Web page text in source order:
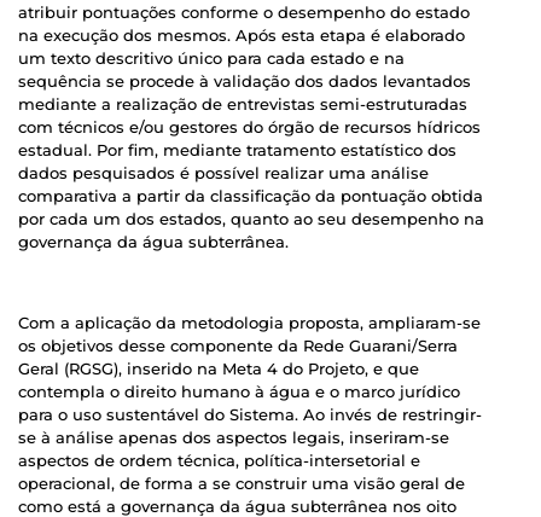
atribuir pontuações conforme o desempenho do estado
na execução dos mesmos. Após esta etapa é elaborado
um texto descritivo único para cada estado e na
sequência se procede à validação dos dados levantados
mediante a realização de entrevistas semi-estruturadas
com técnicos e/ou gestores do órgão de recursos hídricos
estadual. Por fim, mediante tratamento estatístico dos
dados pesquisados é possível realizar uma análise
comparativa a partir da classificação da pontuação obtida
por cada um dos estados, quanto ao seu desempenho na
governança da água subterrânea.
Com a aplicação da metodologia proposta, ampliaram-se
os objetivos desse componente da Rede Guarani/Serra
Geral (RGSG), inserido na Meta 4 do Projeto, e que
contempla o direito humano à água e o marco jurídico
para o uso sustentável do Sistema. Ao invés de restringir-
se à análise apenas dos aspectos legais, inseriram-se
aspectos de ordem técnica, política-intersetorial e
operacional, de forma a se construir uma visão geral de
como está a governança da água subterrânea nos oito